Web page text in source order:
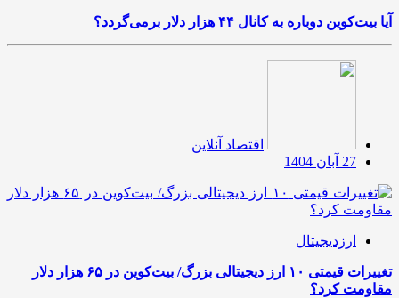
آیا بیت‌کوین دوباره به کانال ۴۴ هزار دلار برمی‌گردد؟
اقتصاد آنلاین
27 آبان 1404
ارزدیجیتال
تغییرات قیمتی ۱۰ ارز دیجیتالی بزرگ/ بیت‌کوین در ۶۵ هزار دلار
مقاومت کرد؟